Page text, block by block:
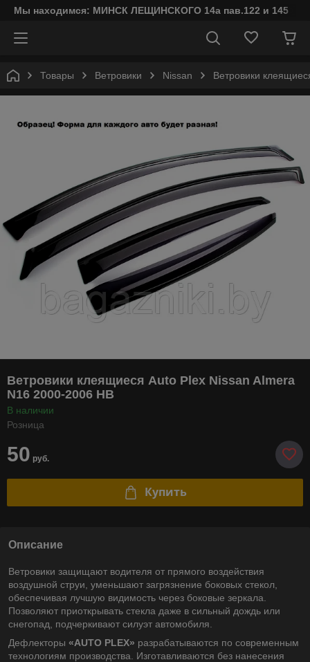
Мы находимся: МИНСК ЛЕЩИНСКОГО 14а пав.122 и 145
Товары Ветровики Nissan Ветровики
Ветровики клеящиеся Auto Plex Nissan Almera
N16 2000-2006 HB
В наличии
Розница
50 руб.
Купить
Описание
Ветровики защищают водителя от прямого воздействия
воздушной струи, уменьшают загрязнение боковых стекол,
обеспечивая лучшую видимость через боковые зеркала.
Позволяют приоткрывать стекла даже в сильный дождь или
снегопад, подчеркивают силуэт автомобиля.
Дефлекторы «AUTO PLEX» разрабатываются по современным
технологиям производства.
Изготавливаются без нанесения